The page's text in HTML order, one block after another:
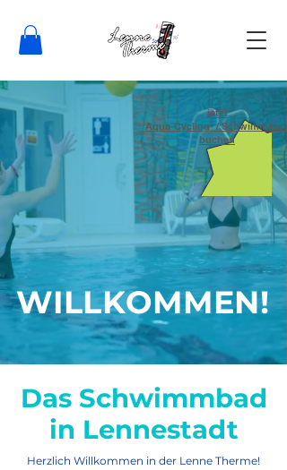
jetzt
Aqua-Cycling- / Schwimmkurs
buchen
WILLKOMMEN!
Das Schwimmbad
in Lennestadt
Herzlich Willkommen in der Lenne Therme!